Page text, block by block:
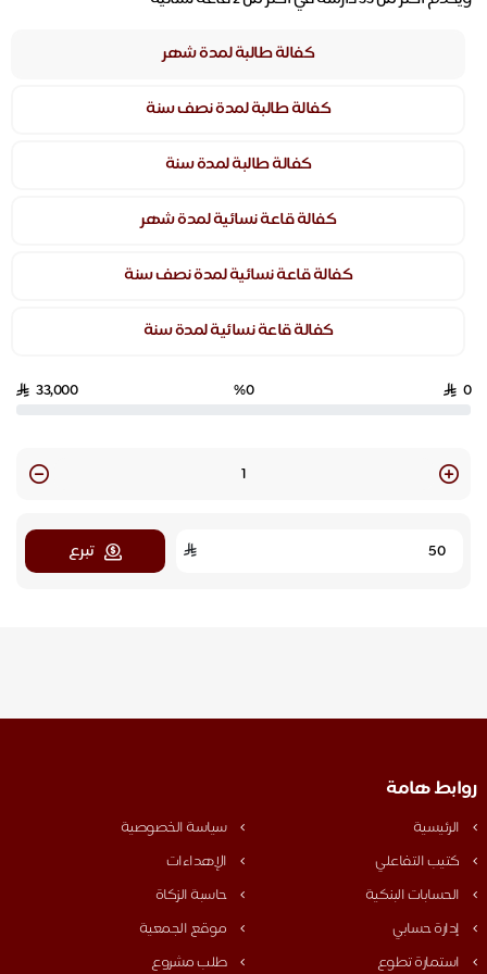
كفالة طالبة لمدة شهر
كفالة طالبة لمدة نصف سنة
كفالة طالبة لمدة سنة
كفالة قاعة نسائية لمدة شهر
كفالة قاعة نسائية لمدة نصف سنة
كفالة قاعة نسائية لمدة سنة
0
%0
33,000
Quantity
تبرع
روابط هامة
الرئيسية
سياسة الخصوصية
كتيب التفاعلي
الإهداءات
الحسابات البنكية
حاسبة الزكاة
إدارة حسابي
موقع الجمعية
استمارة تطوع
طلب مشروع